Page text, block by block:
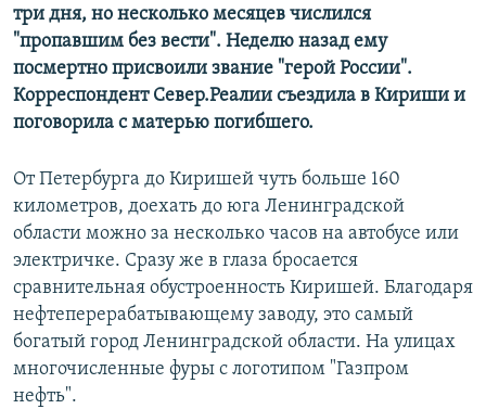
три дня, но несколько месяцев числился
"пропавшим без вести". Неделю назад ему
посмертно присвоили звание "герой России".
Корреспондент Север.Реалии съездила в Кириши и
поговорила с матерью погибшего.
От Петербурга до Киришей чуть больше 160
километров, доехать до юга Ленинградской
области можно за несколько часов на автобусе или
электричке. Сразу же в глаза бросается
сравнительная обустроенность Киришей. Благодаря
нефтеперерабатывающему заводу, это самый
богатый город Ленинградской области. На улицах
многочисленные фуры с логотипом "Газпром
нефть".